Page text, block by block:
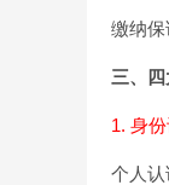
缴纳
三、
1. 身
个人